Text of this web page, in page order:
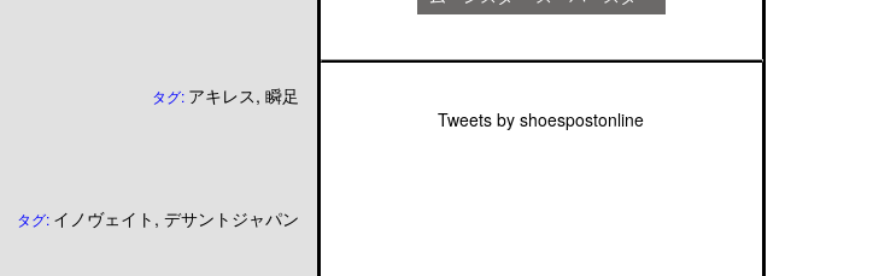
タグ: アキレス, 瞬足
タグ: イノヴェイト , デサントジャパン
Tweets by shoespostonline